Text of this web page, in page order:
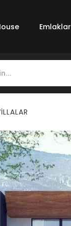
Emlaklar